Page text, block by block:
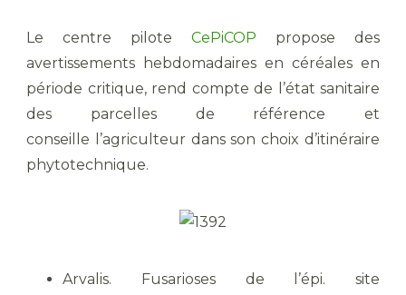
Le centre pilote CePiCOP propose des
avertissements hebdomadaires en céréales en
période critique, rend compte de l’état sanitaire
des parcelles de référence et
conseille l’agriculteur dans son choix d’itinéraire
phytotechnique.
Arvalis. Fusarioses de l’épi. site